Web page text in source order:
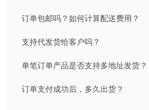
订单包邮吗？如何计算配送费用？
支持代发货给客户吗？
单笔订单产品是否支持多地址发货？
订单支付成功后，多久出货？